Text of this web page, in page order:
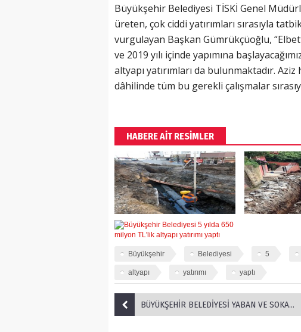
Büyükşehir Belediyesi TİSKİ Genel
üreten, çok ciddi yatırımları sırasıyla
vurgulayan Başkan Gümrükçüoğlu,
ve 2019 yılı içinde yapımına
altyapı yatırımları da bulunmaktadır.
dâhilinde tüm bu gerekli çalışmalar
HABERE AİT RESİMLER
Büyükşehir Belediyesi 5
altyapı yatırımı yaptı
BÜYÜKŞEHİR BELEDİYESİ YABAN VE SOKAK HAYVANLARINI UNUTMADI